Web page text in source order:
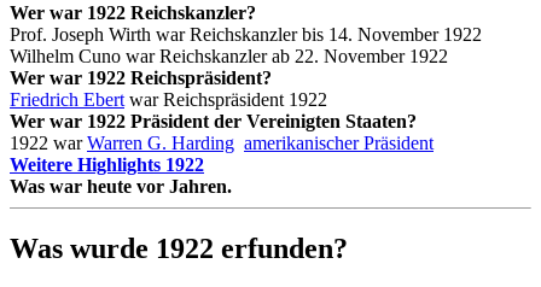
Wer war 1922 Reichskanzler?
Prof. Joseph Wirth war Reichskanzler bis 14. November 1922
Wilhelm Cuno war Reichskanzler ab 22. November 1922
Wer war 1922 Reichspräsident?
Friedrich Ebert war Reichspräsident 1922
Wer war 1922 Präsident der Vereinigten Staaten?
1922 warWarren G. Harding amerikanischer Präsident
Weitere Highlights 1922
Was war heute vor Jahren.
Was wurde 1922 erfunden?